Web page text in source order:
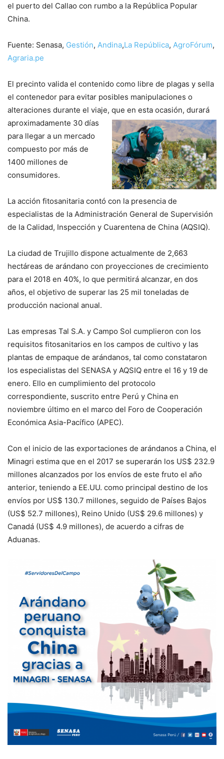
el puerto del Callao con rumbo a la República Popular
China.
Fuente: Senasa, Gestión, Andina,La República, AgroFórum,
Agraria.pe
El precinto valida el contenido como libre de plagas y sella
el contenedor para evitar posibles manipulaciones o
alteraciones durante el viaje, que en esta ocasión, durará
aproximadamente 30 días
para llegar a un mercado
compuesto por más de
1400 millones de
consumidores.
La acción fitosanitaria contó con la presencia de
especialistas de la Administración General de Supervisión
de la Calidad, Inspección y Cuarentena de China (AQSIQ).
La ciudad de Trujillo dispone actualmente de 2,663
hectáreas de arándano con proyecciones de crecimiento
para el 2018 en 40%, lo que permitirá alcanzar, en dos
años, el objetivo de superar las 25 mil toneladas de
producción nacional anual.
Las empresas Tal S.A. y Campo Sol cumplieron con los
requisitos fitosanitarios en los campos de cultivo y las
plantas de empaque de arándanos, tal como constataron
los especialistas del SENASA y AQSIQ entre el 16 y 19 de
enero. Ello en cumplimiento del protocolo
correspondiente, suscrito entre Perú y China en
noviembre último en el marco del Foro de Cooperación
Económica Asia-Pacífico (APEC).
Con el inicio de las exportaciones de arándanos a China, el
Minagri estima que en el 2017 se superarán los US$ 232.9
millones alcanzados por los envíos de este fruto el año
anterior, teniendo a EE.UU. como principal destino de los
envíos por US$ 130.7 millones, seguido de Países Bajos
(US$ 52.7 millones), Reino Unido (US$ 29.6 millones) y
Canadá (US$ 4.9 millones), de acuerdo a cifras de
Aduanas.